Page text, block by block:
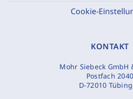
Cookie-
KONTAKT
Mohr Siebeck GmbH
Postfach 2040
D-72010